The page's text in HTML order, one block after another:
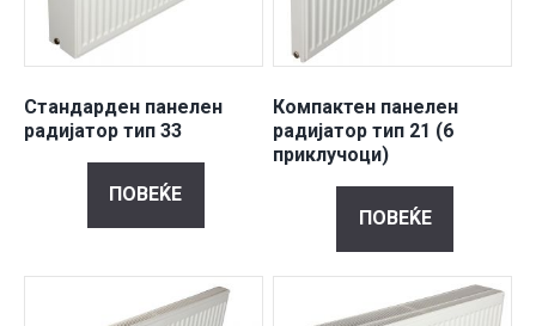
Стандарден панелен
радијатор тип 33
ПОВЕЌЕ
Компактен панелен
радијатор тип 21 (6
приклучоци)
ПОВЕЌЕ